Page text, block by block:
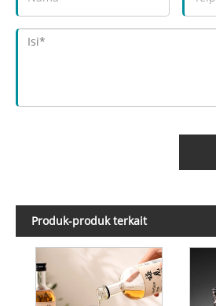
Produk-produk terkait